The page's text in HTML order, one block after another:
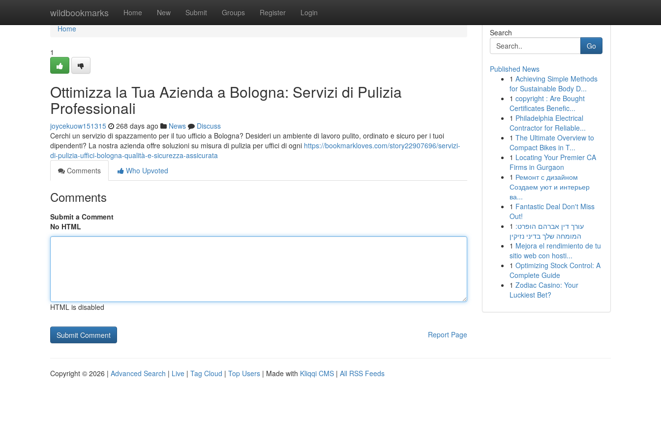
wildbookmarks Home New Submit Groups Register Login
Home
Home
1
Ottimizza la Tua Azienda a Bologna: Servizi di Pulizia
Professionali
joycekuow151315 268 days ago News
Discuss
Cerchi un servizio di spazzamento per il tuo ufficio a Bologna? Desideri un ambiente di lavoro pulito, ordinato e sicuro per i tuoi
dipendenti? La nostra azienda offre soluzioni su misura di pulizia per uffici di ogni https://bookmarkloves.com/story22907696/servizi-
di-pulizia-uffici-bologna-qualità-e-sicurezza-assicurata
Comments
Who Upvoted
Comments
Submit a Comment
No HTML
HTML is disabled
Report Page
Search
Go
Published News
1 Achieving Simple Methods
for Sustainable Body D...
1 copyright : Are Bought
Certificates Benefic...
1 Philadelphia Electrical
Contractor for Reliable...
1 The Ultimate Overview to
Compact Bikes in T...
1 Locating Your Premier CA
Firms in Gurgaon
1 Ремонт с дизайном
Создаем уют и интерьер
ва...
1 Fantastic Deal Don't Miss
Out!
1 עורך דין אברהם הופרט:
המומחה שלך בדיני נזיקין
1 Mejora el rendimiento de tu
sitio web con hosti...
1 Optimizing Stock Control: A
Complete Guide
1 Zodiac Casino: Your
Luckiest Bet?
Copyright © 2026 | Advanced Search | Live | Tag Cloud | Top Users | Made with Kliqqi CMS | All RSS Feeds